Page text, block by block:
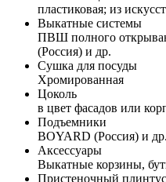
пластиковая; из
Выкатные системы
ПВШ полного
(Россия) и др.
Сушка для посуды
Хромированная
Цоколь
в цвет фасадов или
Подъемники
BOYARD (Россия) и др.
Аксессуары
Выкатные корзины,
Пристеночный